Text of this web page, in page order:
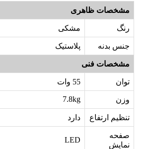
مشخصات ظاهری
رنگ مشکی
جنس بدنه پلاستیک
مشخصات فنی
توان 55 وات
وزن 7.8kg
تنظیم ارتفاع دارد
صفحه
نمایش
LED